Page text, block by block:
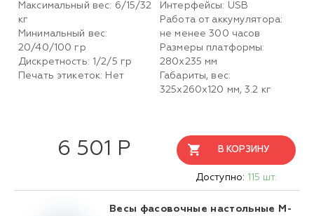
Максимальный вес: 6/15/32
кг
Минимальный вес:
20/40/100 гр
Дискретность: 1/2/5 гр
Печать этикеток: Нет
Интерфейсы: USB
Работа от аккумулятора:
не менее 300 часов
Размеры платформы:
280х235 мм
Габариты, вес:
325х260х120 мм, 3.2 кг
6 501 Р В КОРЗИНУ
Доступно: 115 шт.
Весы фасовочные настольные M-